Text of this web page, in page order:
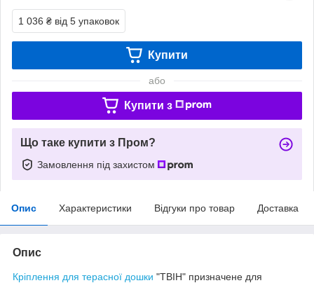
1 036 ₴ від 5 упаковок
Купити
або
Купити з
Що таке купити з Пром?
Замовлення під захистом
Опис Характеристики Відгуки про товар Доставка
Опис
Кріплення для терасної дошки "ТВІН" призначене для